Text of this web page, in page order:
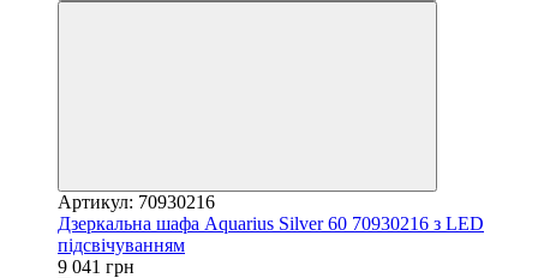
Артикул: 70930216
Дзеркальна шафа Aquarius Silver 60 70930216 з LED
підсвічуванням
9 041 грн